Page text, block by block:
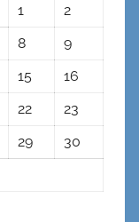
1
2
8
9
15
16
22
23
29
30